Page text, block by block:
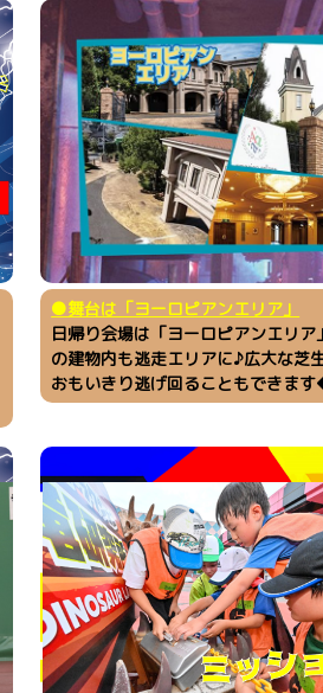
●舞台は「ヨーロピアンエリア」
日帰り会場は「ヨーロピアンエリア
の建物内も逃走エリアに♪広大な芝
おもいきり逃げ回ることもできま